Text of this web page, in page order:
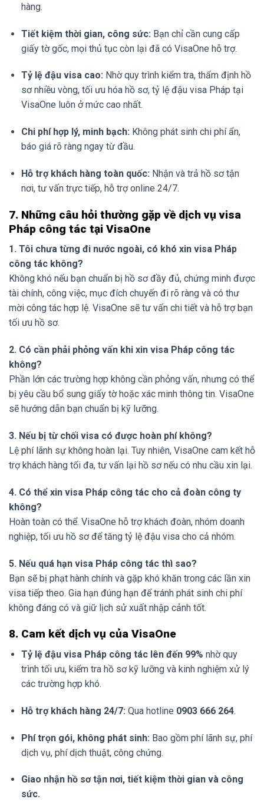
hàng.
Tiết kiệm thời gian, công sức: Bạn chỉ cần cung cấp
giấy tờ gốc, mọi thủ tục còn lại đã có VisaOne hỗ trợ.
Tỷ lệ đậu visa cao: Nhờ quy trình kiểm tra, thẩm định hồ
sơ nhiều vòng, tối ưu hóa hồ sơ, tỷ lệ đậu visa Pháp tại
VisaOne luôn ở mức cao nhất.
Chi phí hợp lý, minh bạch: Không phát sinh chi phí ẩn,
báo giá rõ ràng ngay từ đầu.
Hỗ trợ khách hàng toàn quốc: Nhận và trả hồ sơ tận
nơi, tư vấn trực tiếp, hỗ trợ online 24/7.
7. Những câu hỏi thường gặp về dịch vụ visa
Pháp công tác tại VisaOne
1. Tôi chưa từng đi nước ngoài, có khó xin visa Pháp
công tác không?
Không khó nếu bạn chuẩn bị hồ sơ đầy đủ, chứng minh được
tài chính, công việc, mục đích chuyến đi rõ ràng và có thư
mời công tác hợp lệ. VisaOne sẽ tư vấn chi tiết và hỗ trợ bạn
tối ưu hồ sơ.
2. Có cần phải phỏng vấn khi xin visa Pháp công tác
không?
Phần lớn các trường hợp không cần phỏng vấn, nhưng có thể
bị yêu cầu bổ sung giấy tờ hoặc xác minh thông tin. VisaOne
sẽ hướng dẫn bạn chuẩn bị kỹ lưỡng.
3. Nếu bị từ chối visa có được hoàn phí không?
Lệ phí lãnh sự không hoàn lại. Tuy nhiên, VisaOne cam kết hỗ
trợ khách hàng tối đa, tư vấn lại hồ sơ nếu có nhu cầu xin lại.
4. Có thể xin visa Pháp công tác cho cả đoàn công ty
không?
Hoàn toàn có thể. VisaOne hỗ trợ khách đoàn, nhóm doanh
nghiệp, tối ưu hồ sơ để tăng tỷ lệ đậu visa cho cả nhóm.
5. Nếu quá hạn visa Pháp công tác thì sao?
Bạn sẽ bị phạt hành chính và gặp khó khăn trong các lần xin
visa tiếp theo. Gia hạn đúng hạn để tránh phát sinh chi phí
không đáng có và giữ lịch sử xuất nhập cảnh tốt.
8. Cam kết dịch vụ của VisaOne
Tỷ lệ đậu visa Pháp công tác lên đến 99% nhờ quy
trình tối ưu, kiểm tra hồ sơ kỹ lưỡng và kinh nghiệm xử lý
các trường hợp khó.
Hỗ trợ khách hàng 24/7: Qua hotline 0903 666 264.
Phí trọn gói, không phát sinh: Bao gồm phí lãnh sự, phí
dịch vụ, phí dịch thuật, công chứng.
Giao nhận hồ sơ tận nơi, tiết kiệm thời gian và công
sức.